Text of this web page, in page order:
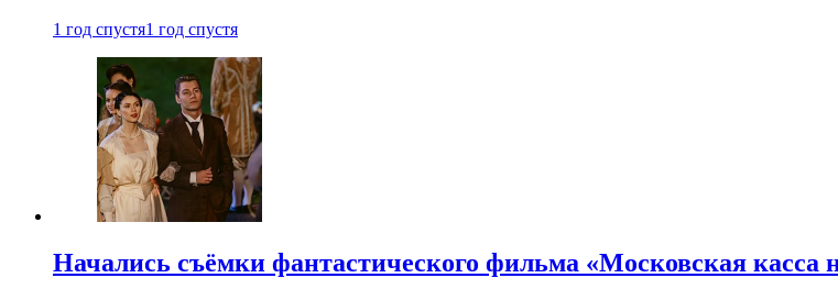
1 год спустя1 год спустя
Начались съёмки фантастического фильма «Московская касса